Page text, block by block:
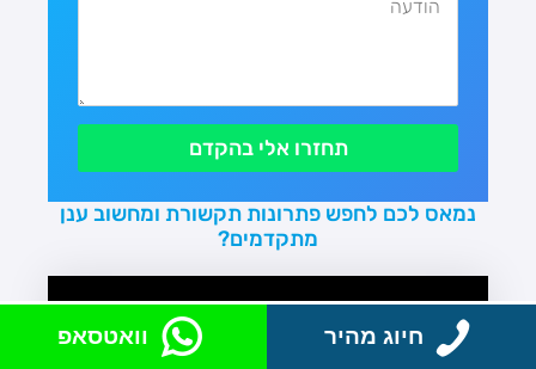
תחזרו אלי בהקדם
נמאס לכם לחפש פתרונות תקשורת ומחשוב ענן
מתקדמים?
חיוג מהיר וואטסאפ